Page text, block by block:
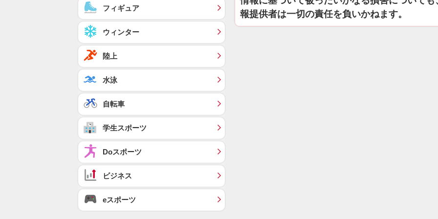
報提供者は一切の責任を負いかねます。
フィギュア
ウィンター
陸上
水泳
自転車
学生スポーツ
Doスポーツ
ビジネス
eスポーツ